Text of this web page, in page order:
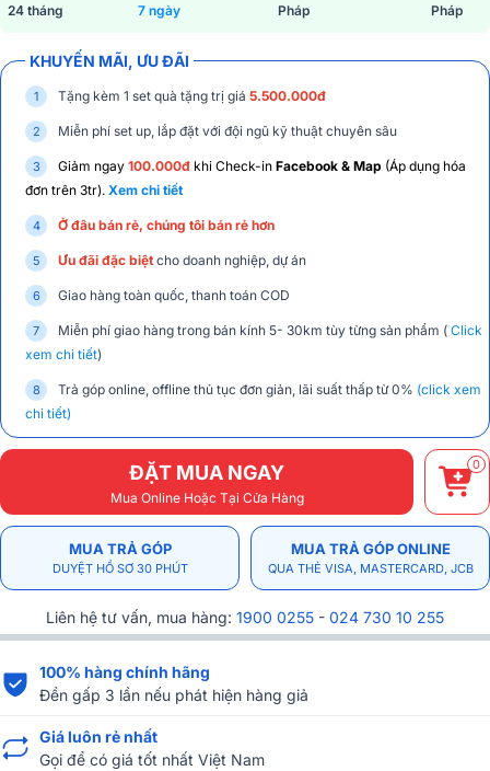
24 tháng 7 ngày Pháp Pháp
KHUYẾN MÃI, ƯU ĐÃI
Tặng kèm 1 set quà tặng trị giá 5.500.000đ
Miễn phí set up, lắp đặt với đội ngũ kỹ thuật chuyên sâu
Giảm ngay 100.000đ khi Check-in Facebook & Map (Áp dụng hóa
đơn trên 3tr). Xem chi tiết
Ở đâu bán rẻ, chúng tôi bán rẻ hơn
Ưu đãi đặc biệt cho doanh nghiệp, dự án
Giao hàng toàn quốc, thanh toán COD
Miễn phí giao hàng trong bán kính 5- 30km tùy từng sản phẩm ( Click
xem chi tiết)
Trả góp online, offline thủ tục đơn giản, lãi suất thấp từ 0% (click xem
chi tiết)
ĐẶT MUA NGAY
Mua Online Hoặc Tại Cửa Hàng
0
MUA TRẢ GÓP
DUYỆT HỒ SƠ 30 PHÚT
MUA TRẢ GÓP ONLINE
QUA THẺ VISA, MASTERCARD, JCB
Liên hệ tư vấn, mua hàng: 1900 0255 - 024 730 10 255
100% hàng chính hãng
Đền gấp 3 lần nếu phát hiện hàng giả
Giá luôn rẻ nhất
Gọi để có giá tốt nhất Việt Nam